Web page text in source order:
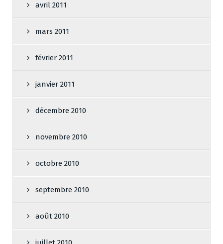
avril 2011
mars 2011
février 2011
janvier 2011
décembre 2010
novembre 2010
octobre 2010
septembre 2010
août 2010